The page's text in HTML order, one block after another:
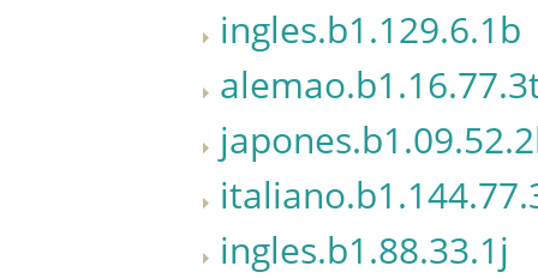
ingles.b1.129.6.1b
ingles.b1.88.33.1j